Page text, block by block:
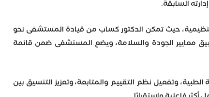
السابقة.
حيث تمكن الدكتور كساب من قيادة المستشفى نحو
معايير الجودة والسلامة، ويضع المستشفى ضمن قائمة
وتفعيل نظم التقييم والمتابعة، وتعزيز التنسيق بين